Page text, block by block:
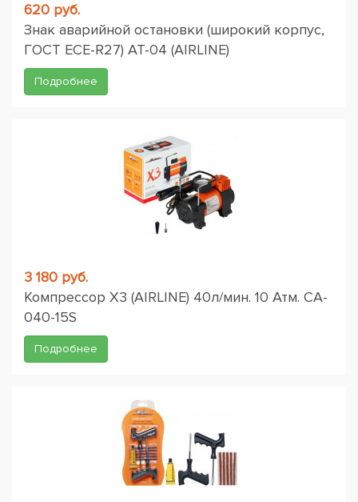
620 руб.
Знак аварийной остановки (широкий корпус,
ГОСТ ЕСЕ-R27) AT-04 (AIRLINE)
Подробнее
3 180 руб.
Компрессор X3 (AIRLINE) 40л/мин. 10 Атм. CA-
040-15S
Подробнее